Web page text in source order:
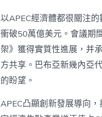
以APEC經濟體都很關注
衝破50萬億美元。會議期
架》獲得實質性進展，并
方共享。巴布亞新幾內亞
的盼望。
APEC凸顯創新發展導向